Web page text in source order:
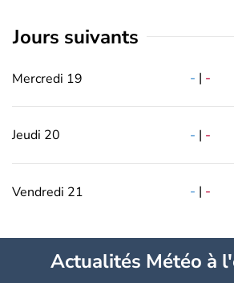
jours suivants
Mercredi 19 - | -
Jeudi 20 - | -
Vendredi 21 - | -
Actualités Météo à